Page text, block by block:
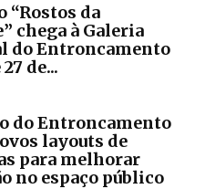
“Rostos da
chega à Galeria
do Entroncamento
de...
do Entroncamento
layouts de
para melhorar
no espaço público